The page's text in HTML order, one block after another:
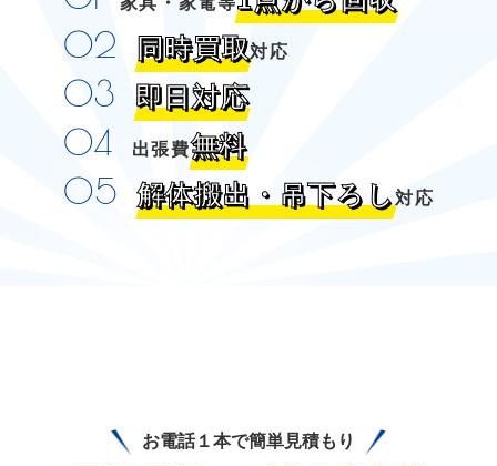
同時買取対応
即日対応
出張費無料
解体搬出・吊下ろし対応
お電話１本で簡単見積もり